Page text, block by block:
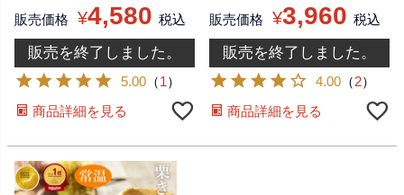
販売価格 ¥4,580 税込
販売を終了しました。
5.00 （1）
商品詳細を見る
販売価格 ¥3,960 税込
販売を終了しました。
4.00 （2）
商品詳細を見る